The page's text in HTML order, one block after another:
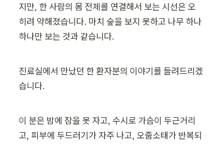
지만, 한 사람의 몸 전체를 연결해서 보는 시선은 오
히려 약해졌습니다. 마치 숲을 보지 못하고 나무 하나
하나만 보는 것과 같습니다.
진료실에서 만났던 한 환자분의 이야기를 들려드리겠
습니다.
이 분은 밤에 잠을 못 자고, 수시로 가슴이 두근거리
고, 피부에 두드러기가 자주 나고, 오줌소태가 반복되